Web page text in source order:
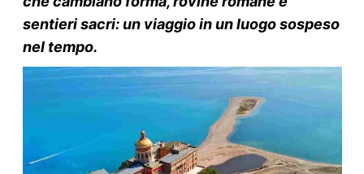
sentieri sacri: un viaggio in un luogo sospeso
nel tempo.